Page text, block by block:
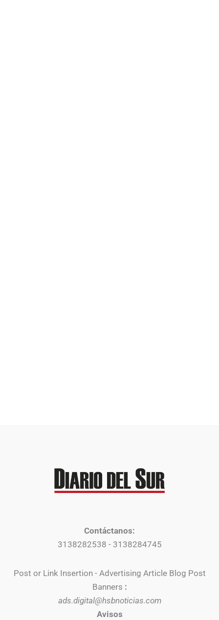
Contáctanos:
3138282538 - 3138284745
Post or Link Insertion - Advertising Article Blog Post
Banners :
ads.digital@hsbnoticias.com
Avisos